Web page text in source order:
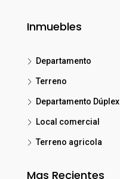
Inmuebles
Departamento
Terreno
Departamento Dúplex
Local comercial
Terreno agricola
Mas Recientes